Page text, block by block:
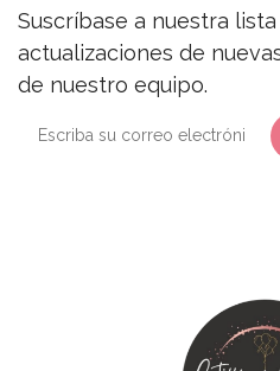
Suscríbase a nuestra
actualizaciones de
de nuestro equipo.